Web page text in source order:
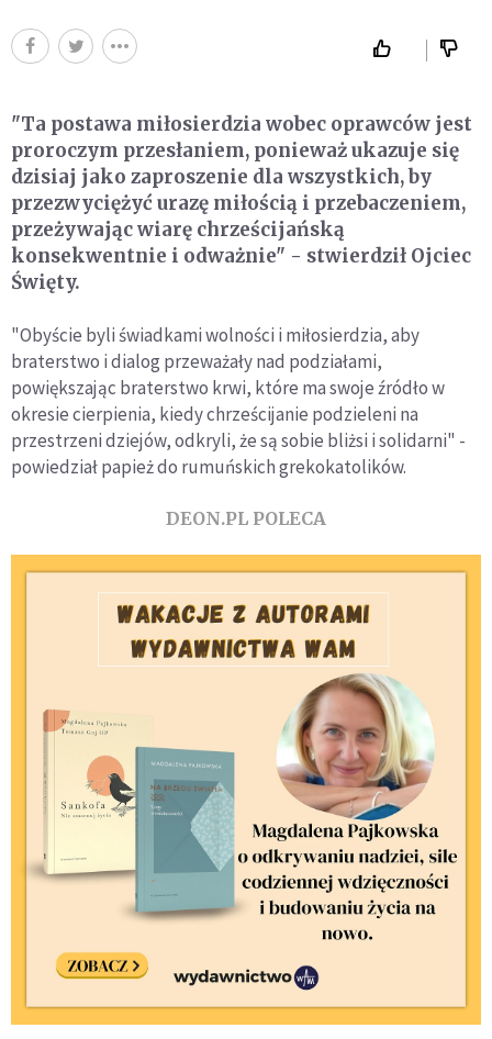
"Ta postawa miłosierdzia wobec oprawców jest
proroczym przesłaniem, ponieważ ukazuje się
dzisiaj jako zaproszenie dla wszystkich, by
przezwyciężyć urazę miłością i przebaczeniem,
przeżywając wiarę chrześcijańską
konsekwentnie i odważnie" - stwierdził Ojciec
Święty.
"Obyście byli świadkami wolności i miłosierdzia, aby
braterstwo i dialog przeważały nad podziałami,
powiększając braterstwo krwi, które ma swoje źródło w
okresie cierpienia, kiedy chrześcijanie podzieleni na
przestrzeni dziejów, odkryli, że są sobie bliżsi i solidarni" -
powiedział papież do rumuńskich grekokatolików.
DEON.PL POLECA